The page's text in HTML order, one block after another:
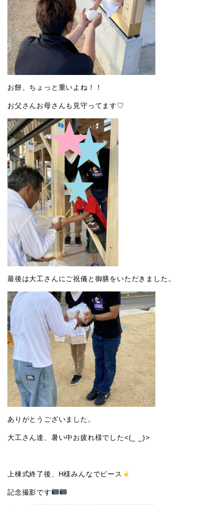
お餅、ちょっと重いよね！！
お父さんお母さんも見守ってます♡
最後は大工さんにご祝儀と御膳をいただきました。
ありがとうございました。
大工さん達、暑い中お疲れ様でした<(_ _)>
上棟式終了後、H様みんなでピース
記念撮影です